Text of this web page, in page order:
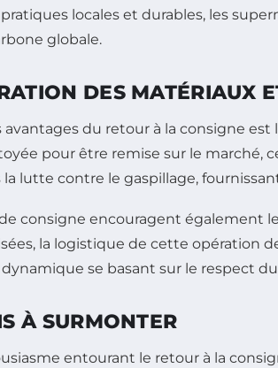
locales et durables, les
globale.
DES MATÉRIAUX
avantages du retour à la consigne est
pour être remise sur le marché,
la lutte contre le gaspillage,
consigne encouragent également
la logistique de cette opération
se basant sur le respect
À SURMONTER
entourant le retour à la